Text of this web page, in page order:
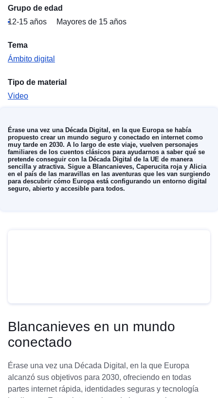
Grupo de edad
12-15 años
Mayores de 15 años
Tema
Ámbito digital
Tipo de material
Video
Érase una vez una Década Digital, en la que Europa se había
propuesto crear un mundo seguro y conectado en internet como
muy tarde en 2030. A lo largo de este viaje, vuelven personajes
familiares de los cuentos clásicos para ayudarnos a saber qué se
pretende conseguir con la Década Digital de la UE de manera
sencilla y atractiva. Sigue a Blancanieves, Caperucita roja y Alicia
en el país de las maravillas en las aventuras que les van surgiendo
para descubrir cómo Europa está configurando un entorno digital
seguro, abierto y accesible para todos.
Blancanieves en un mundo
conectado
Érase una vez una Década Digital, en la que Europa
alcanzó sus objetivos para 2030, ofreciendo en todas
partes internet rápida, identidades seguras y tecnología